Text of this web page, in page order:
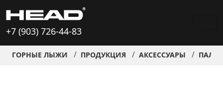
+7 (903) 726-44-83
ГОРНЫЕ ЛЫЖИ ПРОДУКЦИЯ АКСЕССУАРЫ ПАЛКИ